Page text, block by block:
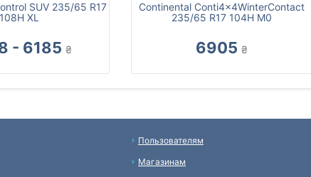
SUV 235/65 R17
108H XL
- 6185 ₴
Continental Conti4x4WinterContact
235/65 R17 104H M0
6905 ₴
Пользователям
Магазинам